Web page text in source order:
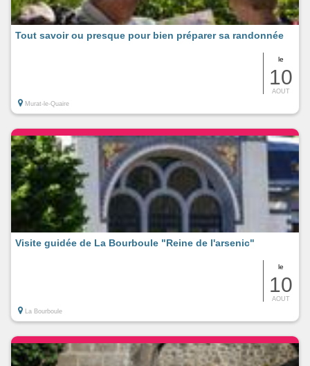
le
10
AOUT
Tout savoir ou presque pour bien préparer sa randonnée
Murat-le-Quaire
le
10
AOUT
Visite guidée de La Bourboule "Reine de l'arsenic"
La Bourboule